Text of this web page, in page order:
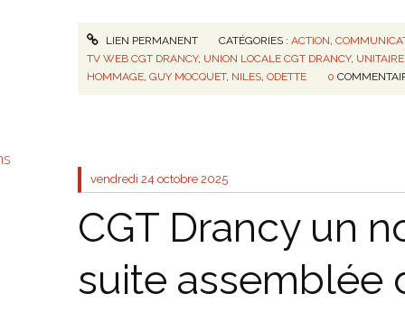
LIEN PERMANENT CATÉGORIES : ACTION,
TV WEB CGT DRANCY, UNION LOCALE CGT DRANCY, UNITAIRE
HOMMAGE,GUY MOCQUET, NILES,ODETTE 0
vendredi 24 octobre 2025
CGT Drancy un
suite assemblée